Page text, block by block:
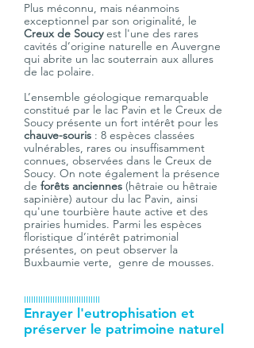
Plus méconnu, mais néanmoins
exceptionnel par son originalité, le
Creux de Soucy est l'une des rares
cavités d’origine naturelle en Auvergne
qui abrite un lac souterrain aux allures
de lac polaire.
L’ensemble géologique remarquable
constitué par le lac Pavin et le Creux de
Soucy présente un fort intérêt pour les
chauve-souris : 8 espèces classées
vulnérables, rares ou insuffisamment
connues, observées dans le Creux de
Soucy. On note également la présence
de forêts anciennes (hêtraie ou hêtraie
sapinière) autour du lac Pavin, ainsi
qu'une tourbière haute active et des
prairies humides. Parmi les espèces
floristique d’intérêt patrimonial
présentes, on peut observer la
Buxbaumie verte,  genre de mousses.
IIIIIIIIIIIIIIIIIIIIIIIIIIIIIIII
Enrayer l'eutrophisation et
préserver le patrimoine naturel